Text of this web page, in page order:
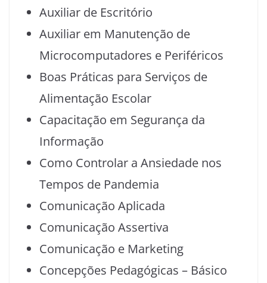
Auxiliar de Escritório
Auxiliar em Manutenção de
Microcomputadores e Periféricos
Boas Práticas para Serviços de
Alimentação Escolar
Capacitação em Segurança da
Informação
Como Controlar a Ansiedade nos
Tempos de Pandemia
Comunicação Aplicada
Comunicação Assertiva
Comunicação e Marketing
Concepções Pedagógicas – Básico